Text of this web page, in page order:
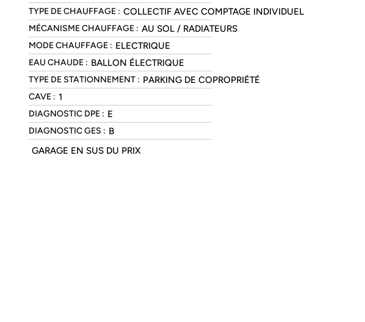
TYPE DE CHAUFFAGE : COLLECTIF AVEC COMPTAGE INDIVIDUEL
MÉCANISME CHAUFFAGE : AU SOL / RADIATEURS
MODE CHAUFFAGE : ELECTRIQUE
EAU CHAUDE : BALLON ÉLECTRIQUE
TYPE DE STATIONNEMENT : PARKING DE COPROPRIÉTÉ
CAVE : 1
DIAGNOSTIC DPE : E
DIAGNOSTIC GES : B
GARAGE EN SUS DU PRIX